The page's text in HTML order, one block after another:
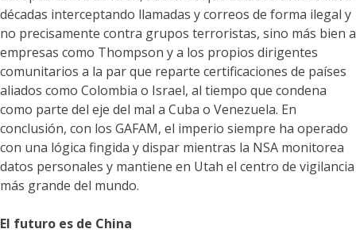
décadas interceptando llamadas y correos de forma ilegal y
no precisamente contra grupos terroristas, sino más bien a
empresas como Thompson y a los propios dirigentes
comunitarios a la par que reparte certificaciones de países
aliados como Colombia o Israel, al tiempo que condena
como parte del eje del mal a Cuba o Venezuela. En
conclusión, con los GAFAM, el imperio siempre ha operado
con una lógica fingida y dispar mientras la NSA monitorea
datos personales y mantiene en Utah el centro de vigilancia
más grande del mundo.
El futuro es de China